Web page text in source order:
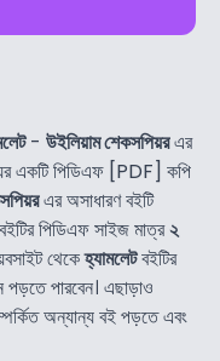
- উইলিয়াম শেকসপিয়রএর
একটি পিডিএফ [PDF] কপি
এর অসাধারণ বইটি
পিডিএফ সাইজ মাত্র২
থেকেহ্যামলেটবইটির
পারবেন। এছাড়াও
অন্যান্য বই পড়তে এবং